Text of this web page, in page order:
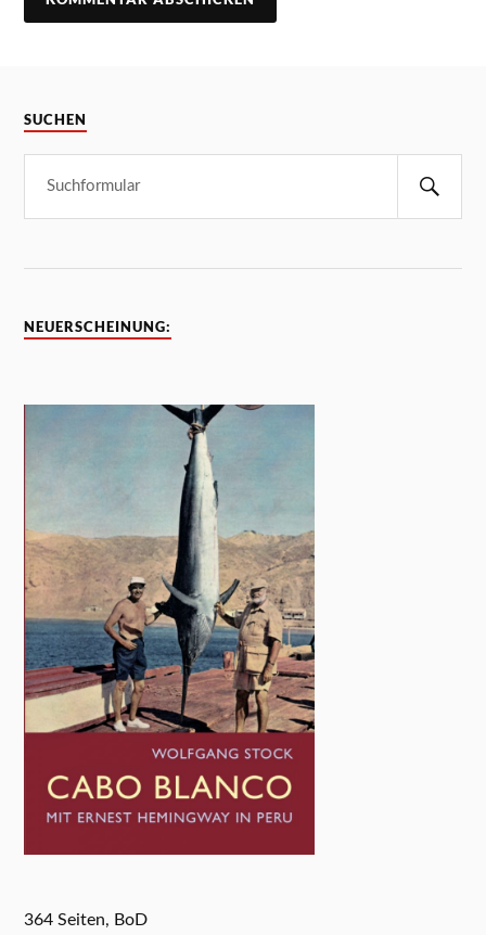
SUCHEN
NEUERSCHEINUNG:
364 Seiten, BoD